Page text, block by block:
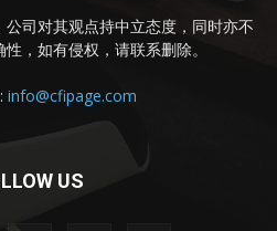
司对其观点持中立态度，同时亦不
，如有侵权，请联系删除。
info@cfipage.com
US